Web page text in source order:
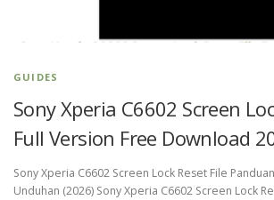
GUIDES
Sony Xperia C6602 Screen
Full Version Free Download
Sony Xperia C6602 Screen Lock Reset File
Unduhan (2026) Sony Xperia C6602 Screen Lock